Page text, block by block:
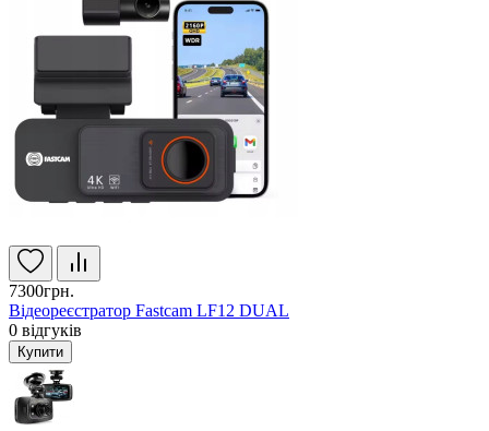
7300грн.
Відеореєстратор Fastcam LF12 DUAL
0 відгуків
Купити